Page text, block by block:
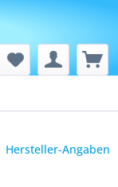
Hersteller-Angaben